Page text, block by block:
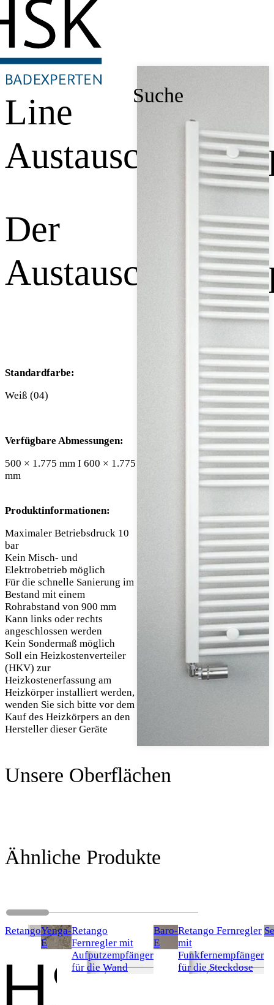
Suche
Line
Der
Standardfarbe:
Weiß (04)
Verfügbare Abmessungen:
500 × 1.775 mm I 600 × 1.775
mm
Produktinformationen:
Maximaler Betriebsdruck 10
bar
Kein Misch- und
Elektrobetrieb möglich
Für die schnelle Sanierung im
Bestand mit einem
Rohrabstand von 900 mm
Kann links oder rechts
angeschlossen werden
Kein Sondermaß möglich
Soll ein Heizkostenverteiler
(HKV) zur
Heizkostenerfassung am
Heizkörper installiert werden,
wenden Sie sich bitte vor dem
Kauf des Heizkörpers an den
Hersteller dieser Geräte
Unsere Oberflächen
Ähnliche Produkte
RetangoYenga-
E
Retango
Fernregler mit
Aufputzempfänger
für die Wand
Baro-
E
Retango Fernregler
mit
Funkfernempfänger
für die Steckdose